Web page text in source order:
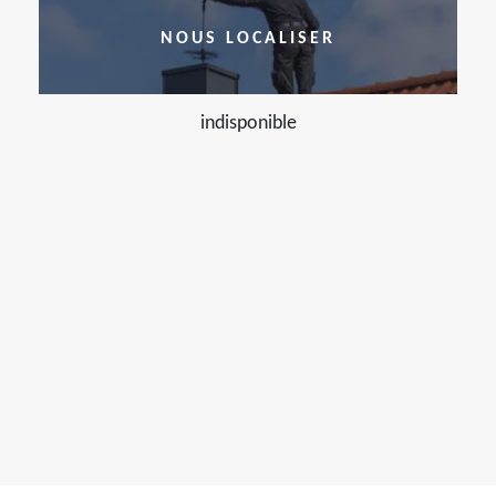
NOUS LOCALISER
indisponible